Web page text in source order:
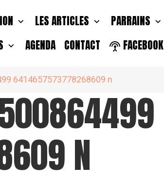
LES ARTICLES
PARRAINS
AGENDA CONTACT FACEBOOK
6414657573778268609 n
N